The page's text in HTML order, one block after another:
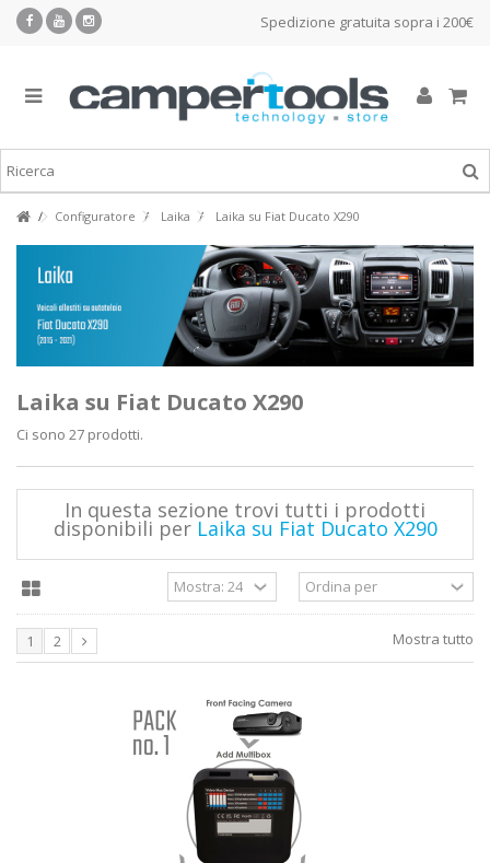
Spedizione gratuita sopra i 200€
Configuratore Laika Laika su Fiat Ducato X290
Laika su Fiat Ducato X290
Ci sono 27 prodotti.
In questa sezione trovi tutti i prodotti
disponibili per Laika su Fiat Ducato X290
Mostra tutto
1 2